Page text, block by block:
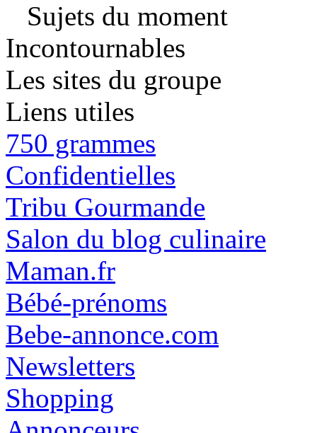
Sujets du moment
Incontournables
Les sites du groupe
Liens utiles
750 grammes
Confidentielles
Tribu Gourmande
Salon du blog culinaire
Maman.fr
Bébé-prénoms
Bebe-annonce.com
Newsletters
Shopping